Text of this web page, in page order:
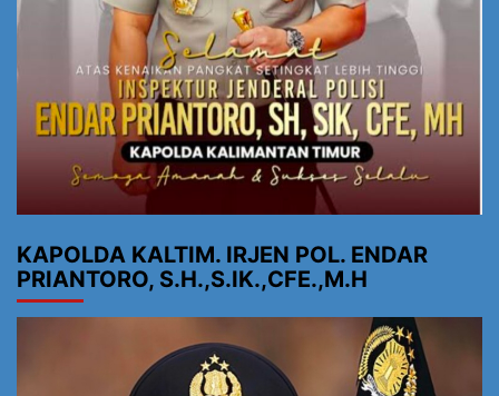
KAPOLDA KALTIM. IRJEN POL. ENDAR
PRIANTORO, S.H.,S.IK.,CFE.,M.H